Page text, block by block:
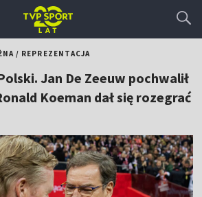
/ REPREZENTACJA
Jan De Zeeuw pochwalił
Koeman dał się rozegrać